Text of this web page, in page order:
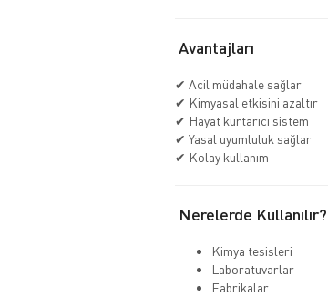
Avantajları
✔ Acil müdahale sağlar
✔ Kimyasal etkisini azaltır
✔ Hayat kurtarıcı sistem
✔ Yasal uyumluluk sağlar
✔ Kolay kullanım
Nerelerde Kullanılır?
Kimya tesisleri
Laboratuvarlar
Fabrikalar